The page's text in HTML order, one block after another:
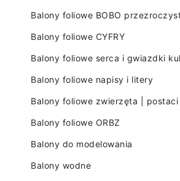
Balony foliowe BOBO
Balony foliowe CYFRY
Balony foliowe serca i gwiazdki
Balony foliowe napisy i litery
Balony foliowe zwierzęta |
Balony foliowe ORBZ
Balony do modelowania
Balony wodne